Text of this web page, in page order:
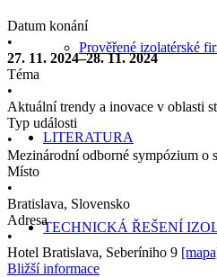
Prověřené izolatérské
LITERATURA
TECHNICKÁ ŘEŠENÍ
Datum konání
•
27. 11. 2024–28. 11. 2024
Téma
•
Aktuální trendy a inovace v oblasti
Typ události
•
Mezinárodní odborné sympózium o
Místo
•
Bratislava, Slovensko
Adresa
•
Hotel Bratislava, Seberíniho 9
Bližší informace